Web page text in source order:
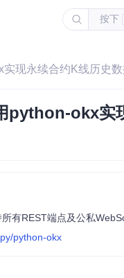
按下
现永续合约K线历史
python-okx实
python-okx